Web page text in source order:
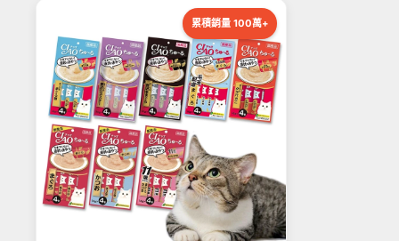
累積銷量 100萬+